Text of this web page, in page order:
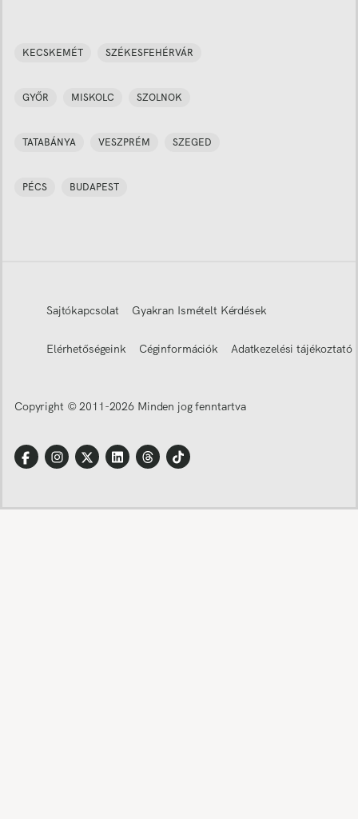
KECSKEMÉT SZÉKESFEHÉRVÁR
GYŐR MISKOLC SZOLNOK
TATABÁNYA VESZPRÉM SZEGED
PÉCS BUDAPEST
Sajtókapcsolat Gyakran Ismételt Kérdések
Elérhetőségeink Céginformációk Adatkezelési tájékoztató
Copyright © 2011-2026 Minden jog fenntartva